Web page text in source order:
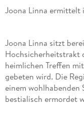
Joona Linna ermittelt
Joona Linna sitzt
Hochsicherheitstrakt
heimlichen Treffen
gebeten wird. Die
einem
bestialisch ermordet